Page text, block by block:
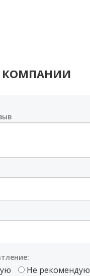
Не рекомендую